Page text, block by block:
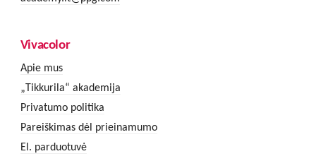
Vivacolor
Apie mus
„Tikkurila“ akademija
Privatumo politika
Pareiškimas dėl prieinamumo
El. parduotuvė